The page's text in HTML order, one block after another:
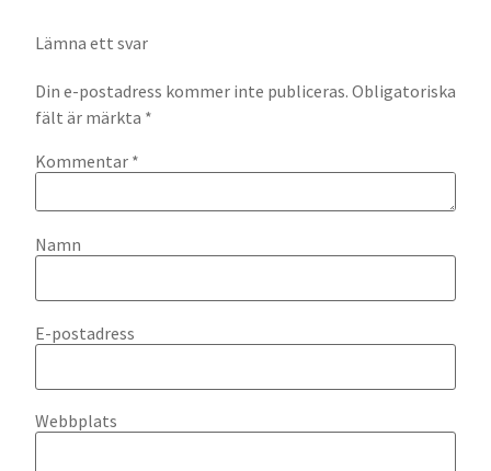
Lämna ett svar
Din e-postadress kommer inte publiceras. Obligatoriska
fält är märkta *
Kommentar *
Namn
E-postadress
Webbplats